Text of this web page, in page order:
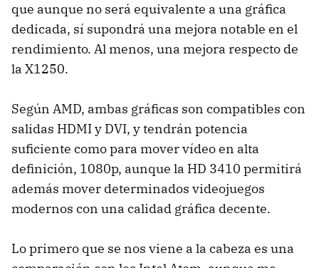
que aunque no será equivalente a una gráfica
dedicada, sí supondrá una mejora notable en el
rendimiento. Al menos, una mejora respecto de
la X1250.
Según AMD, ambas gráficas son compatibles con
salidas HDMIy DVI, y tendrán potencia
suficiente como para mover vídeo en alta
definición, 1080p, aunque la HD 3410 permitirá
además mover determinados videojuegos
modernos con una calidad gráfica decente.
Lo primero que se nos viene a la cabeza es una